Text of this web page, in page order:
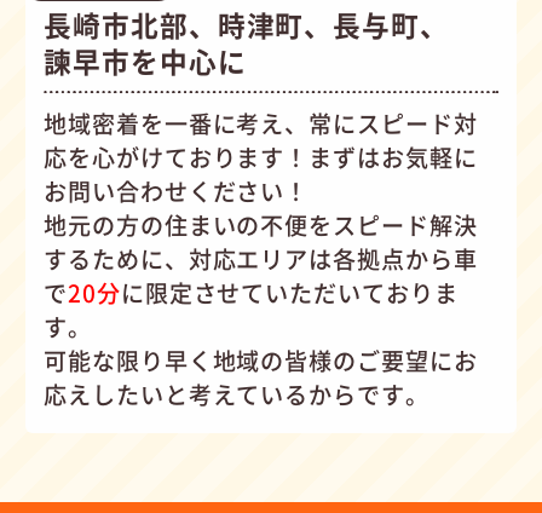
長崎市北部、時津町、長与町、
諫早市を中心に
地域密着を一番に考え、常にスピード対
応を心がけております！まずはお気軽に
お問い合わせください！
地元の方の住まいの不便をスピード解決
するために、対応エリアは各拠点から車
で20分に限定させていただいておりま
す。
可能な限り早く地域の皆様のご要望にお
応えしたいと考えているからです。